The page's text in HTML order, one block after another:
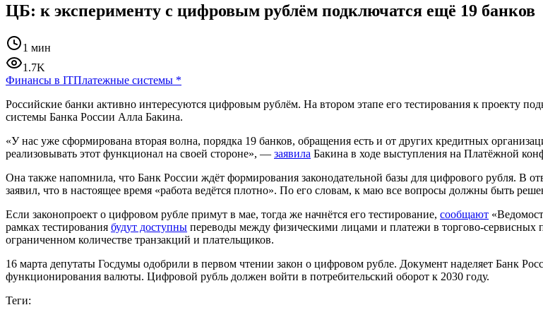
ЦБ: к эксперименту с цифровым рублём подключатся ещё 19 банков
1 мин
1.7K
Финансы в ITПлатежные системы *
Российские банки активно интересуются цифровым рублём. На втором этапе его тестирования к проекту
системы Банка России Алла Бакина.
«У нас уже сформирована вторая волна, порядка 19 банков, обращения есть и от других кредитных
реализовывать этот функционал на своей стороне», — заявила Бакина в ходе выступления на Платёжной
Она также напомнила, что Банк России ждёт формирования законодательной базы для цифрового рубля. В
заявил, что в настоящее время «работа ведётся плотно». По его словам, к маю все вопросы должны быть
Если законопроект о цифровом рубле примут в мае, тогда же начнётся его тестирование, сообщают
рамках тестирования будут доступны переводы между физическими лицами и платежи в торгово-сервисных
ограниченном количестве транзакций и плательщиков.
16 марта депутаты Госдумы одобрили в первом чтении закон о цифровом рубле. Документ наделяет Банк
функционирования валюты. Цифровой рубль должен войти в потребительский оборот к 2030 году.
Теги: